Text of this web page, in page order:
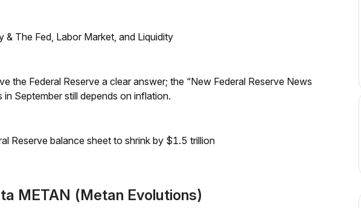
The Fed, Labor Market, and Liquidity
the Federal Reserve a clear answer; the “New Federal Reserve News
September still depends on inflation.
Reserve balance sheet to shrink by $1.5 trillion
METAN (Metan Evolutions)